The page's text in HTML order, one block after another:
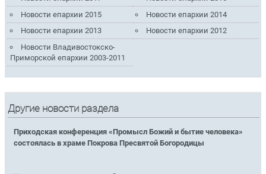
Новости епархии 2015
Новости епархии 2014
Новости епархии 2013
Новости епархии 2012
Новости Владивостокско-
Приморской епархии 2003-2011
Другие новости раздела
Приходская конференция «Промысл Божий и бытие человека»
состоялась в храме Покрова Пресвятой Богородицы